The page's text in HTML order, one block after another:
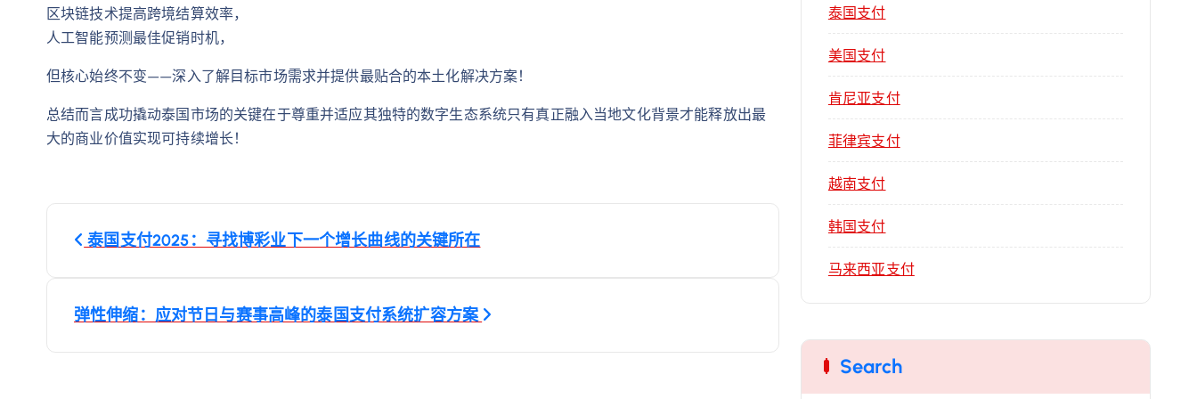
区块链技术提高跨境结算效率，
人工智能预测最佳促销时机，
但核心始终不变——深入了解目标市场需求并提供最贴合的本土化解决方案！
总结而言成功撬动泰国市场的关键在于尊重并适应其独特的数字生态系统只有真正融入当地文化背景才能释放出最
大的商业价值实现可持续增长！
文
导
泰国支付2025：寻找博彩业下一个增长曲线的关键所在
弹性伸缩：应对节日与赛事高峰的泰国支付系统扩容方案
泰国支付
美国支付
肯尼亚支付
菲律宾支付
越南支付
韩国支付
马来西亚支付
Search